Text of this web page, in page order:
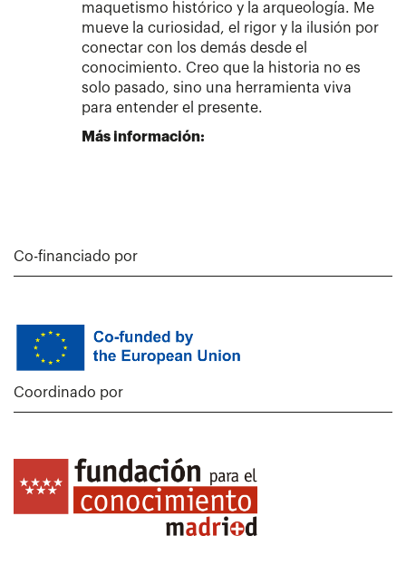
maquetismo histórico y la arqueología. Me
mueve la curiosidad, el rigor y la ilusión por
conectar con los demás desde el
conocimiento. Creo que la historia no es
solo pasado, sino una herramienta viva
para entender el presente.
Más información:
Co-financiado por
Coordinado por